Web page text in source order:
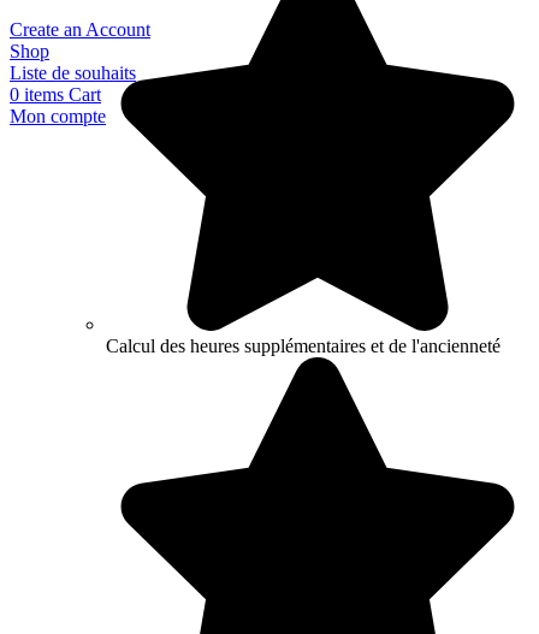
Calcul des heures supplémentaires et de l'ancienneté
Create an Account
Shop
Liste de souhaits
0 items Cart
Mon compte